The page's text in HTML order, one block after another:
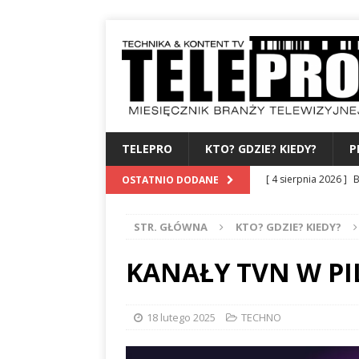
TELEPRO KTO? GDZIE? KIEDY?
OSTATNIO DODANE [ 4 sierpnia 2026 ]
[ 3 sierpnia 2026 ]
WYDAWCA
[ 27 lipca 2026 ]
STR. GŁÓWNA KTO? GDZIE? KIEDY?
KANAŁY TVN W
18 lutego 2025 TECHNO